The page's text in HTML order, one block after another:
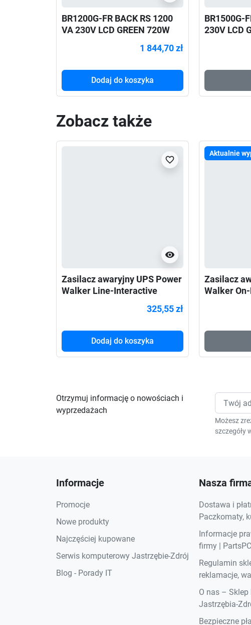
BR1200G-FR BACK RS 1200
VA 230V LCD GREEN 720W
1 844,70 zł
Dodaj do koszyka
BR1500G-
230V LCD
Zobacz także
visibility
favorite_border
Zasilacz awaryjny UPS Power
Walker Line-Interactive
325,55 zł
Dodaj do koszyka
Aktualnie
Zasilacz
Walker
Otrzymuj informację o nowościach i
wyprzedażach
Możesz
szczegóły
Informacje
Promocje
Nowe produkty
Najczęściej kupowane
Serwis komputerowy Jastrzębie-Zdrój
Blog - Porady IT
Nasza
Dostawa i
Paczkomaty,
Informacje
firmy |
Regulamin
reklamacje,
O nas –
Jastrzębia-
Bezpieczne